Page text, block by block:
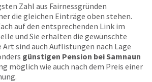
Zahl aus Fairnessgründen
die gleichen Einträge oben stehen.
auf den entsprechenden Link im
und Sie erhalten die gewünschte
Art sind auch Auflistungen nach Lage
günstigen Pension bei Samnaun
möglich wie auch nach dem Preis einer